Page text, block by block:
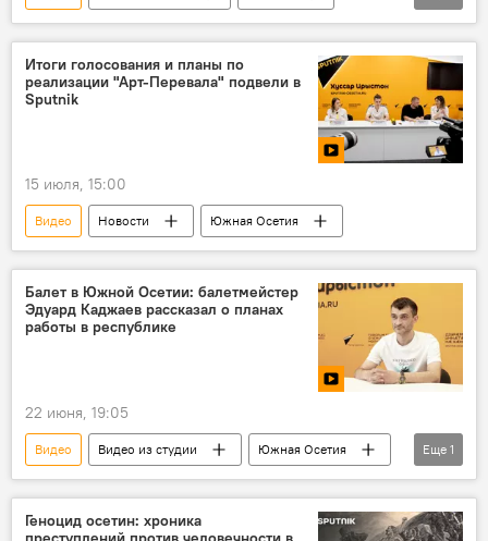
МИД Южной Осетии
Итоги голосования и планы по
реализации "Арт-Перевала" подвели в
Sputnik
15 июля, 15:00
Видео Новости Южная Осетия
Балет в Южной Осетии: балетмейстер
Эдуард Каджаев рассказал о планах
работы в республике
22 июня, 19:05
Видео Видео из студии
Южная Осетия
Культура
Еще 1
Геноцид осетин: хроника